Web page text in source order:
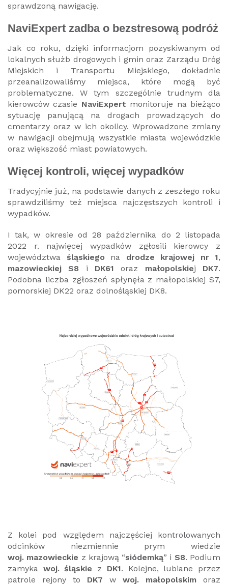
sprawdzoną nawigację.
NaviExpert zadba o bezstresową podróż
Jak co roku, dzięki informacjom pozyskiwanym od
lokalnych służb drogowych i gmin oraz Zarządu Dróg
Miejskich i Transportu Miejskiego, dokładnie
przeanalizowaliśmy miejsca, które mogą być
problematyczne. W tym szczególnie trudnym dla
kierowców czasie NaviExpert monitoruje na bieżąco
sytuację panującą na drogach prowadzących do
cmentarzy oraz w ich okolicy. Wprowadzone zmiany
w nawigacji obejmują wszystkie miasta wojewódzkie
oraz większość miast powiatowych.
Więcej kontroli, więcej wypadków
Tradycyjnie już, na podstawie danych z zeszłego roku
sprawdziliśmy też miejsca najczęstszych kontroli i
wypadków.
I tak, w okresie od 28 października do 2 listopada
2022 r. najwięcej wypadków zgłosili kierowcy z
województwa śląskiego na drodze krajowej nr 1,
mazowieckiej S8 i DK61 oraz małopolskiej DK7.
Podobna liczba zgłoszeń spłynęła z małopolskiej S7,
pomorskiej DK22 oraz dolnośląskiej DK8.
Z kolei pod względem najczęściej kontrolowanych
odcinków niezmiennie prym wiedzie
woj. mazowieckie z krajową “siódemką” i S8. Podium
zamyka woj. śląskie z DK1. Kolejne, lubiane przez
patrole rejony to DK7 w woj. małopolskim oraz